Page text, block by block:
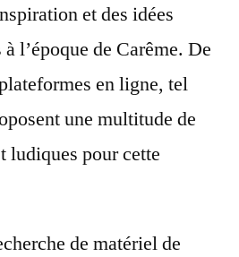
et des idées
l’époque de Carême. De
en ligne, tel
une multitude de
ludiques pour cette
de matériel de